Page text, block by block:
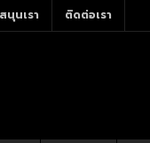
นุนเรา ติดต่อเรา